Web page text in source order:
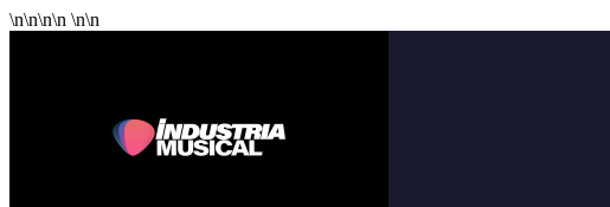
\n\n\n\n \n\n